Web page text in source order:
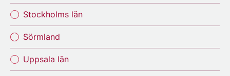
Stockholms län
Sörmland
Uppsala län